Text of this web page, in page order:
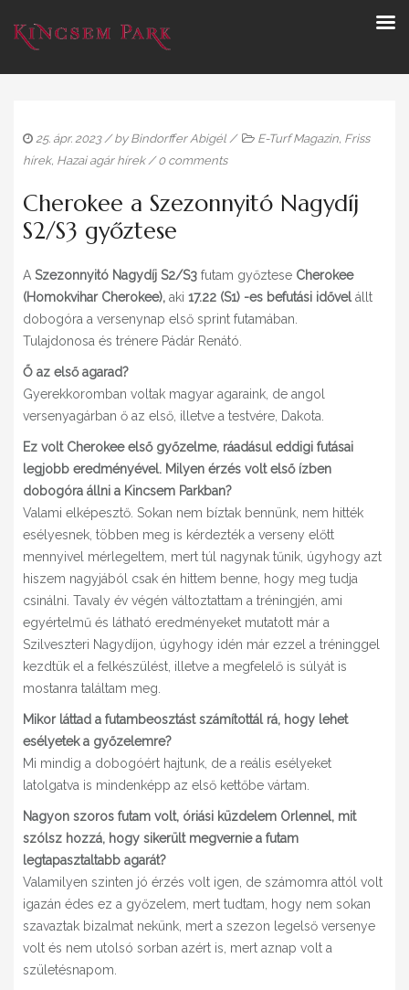
25. ápr. 2023/ by Bindorffer Abigél / E-Turf Magazin, Friss
hírek, Hazai agár hírek/0 comments
Cherokee a Szezonnyitó Nagydíj
S2/S3 győztese
A Szezonnyitó Nagydíj S2/S3 futam győztese Cherokee
(Homokvihar Cherokee), aki 17.22 (S1) -es befutási idővel állt
dobogóra a versenynap első sprint futamában.
Tulajdonosa és trénere Pádár Renátó.
Ő az első agarad?
Gyerekkoromban voltak magyar agaraink, de angol
versenyagárban ő az első, illetve a testvére, Dakota.
Ez volt Cherokee első győzelme, ráadásul eddigi futásai
legjobb eredményével. Milyen érzés volt első ízben
dobogóra állni a Kincsem Parkban?
Valami elképesztő. Sokan nem bíztak bennünk, nem hitték
esélyesnek, többen meg is kérdezték a verseny előtt
mennyivel mérlegeltem, mert túl nagynak tűnik, úgyhogy azt
hiszem nagyjából csak én hittem benne, hogy meg tudja
csinálni. Tavaly év végén változtattam a tréningjén, ami
egyértelmű és látható eredményeket mutatott már a
Szilveszteri Nagydíjon, úgyhogy idén már ezzel a tréninggel
kezdtük el a felkészülést, illetve a megfelelő is súlyát is
mostanra találtam meg.
Mikor láttad a futambeosztást számítottál rá, hogy lehet
esélyetek a győzelemre?
Mi mindig a dobogóért hajtunk, de a reális esélyeket
latolgatva is mindenképp az első kettőbe vártam.
Nagyon szoros futam volt, óriási küzdelem Orlennel, mit
szólsz hozzá, hogy sikerült megvernie a futam
legtapasztaltabb agarát?
Valamilyen szinten jó érzés volt igen, de számomra attól volt
igazán édes ez a győzelem, mert tudtam, hogy nem sokan
szavaztak bizalmat nekünk, mert a szezon legelső versenye
volt és nem utolsó sorban azért is, mert aznap volt a
születésnapom.